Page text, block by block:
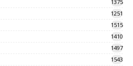
1375
1251
1515
1410
1497
1543